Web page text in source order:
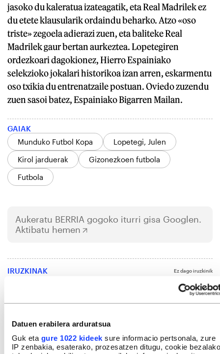
Datuen erabilera arduratsua
Guk eta gure 1022 kideek sure informacio pertsonala, zure
IP zenbakia, esaterako, prozesatzen ditugu, cookie bezalako
jasoko du kaleratua izateagatik, eta Real Madrilek ez
du etete klausularik ordaindu beharko. Atzo «oso
triste» zegoela adierazi zuen, eta baliteke Real
Madrilek gaur bertan aurkeztea. Lopetegiren
ordezkoari dagokionez, Hierro Espainiako
selekzioko jokalari historikoa izan arren, eskarmentu
oso txikia du entrenatzaile postuan. Oviedo zuzendu
zuen sasoi batez, Espainiako Bigarren Mailan.
GAIAK
Munduko Futbol Kopa
Lopetegi, Julen
Kirol jarduerak
Gizonezkoen futbola
Futbola
Aukeratu BERRIA gogoko iturri gisa Googlen.
Aktibatu hemen
IRUZKINAK Ez dago iruzkinik